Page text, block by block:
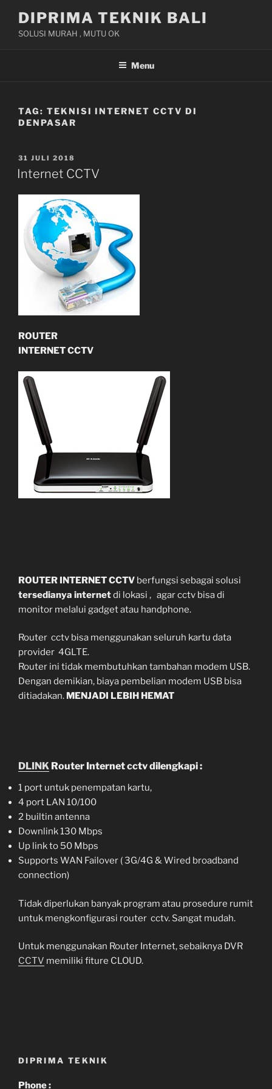
content
DIPRIMA TEKNIK BALI
SOLUSI MURAH , MUTU OK
Menu
TAG: TEKNISI INTERNET CCTV DI
DENPASAR
POSTED
ON
31 JULI 2018
Internet CCTV
ROUTER
INTERNET CCTV
ROUTER INTERNET CCTV berfungsi sebagai solusi
tersedianya internetdi lokasi , agar cctv bisa di
monitor melalui gadget atau handphone.
Router cctv bisa menggunakan seluruh kartu data
provider 4GLTE.
Router ini tidak membutuhkan tambahan modem USB.
Dengan demikian, biaya pembelian modem USB bisa
ditiadakan. MENJADI LEBIH HEMAT
DLINK Router Internet cctv dilengkapi :
1 port untuk penempatan kartu,
4 port LAN 10/100
2 builtin antenna
Downlink 130 Mbps
Up link to 50 Mbps
Supports WAN Failover ( 3G/4G & Wired broadband
connection)
Tidak diperlukan banyak program atau prosedure rumit
untuk mengkonfigurasi router cctv. Sangat mudah.
Untuk menggunakan Router Internet, sebaiknya DVR
CCTV memiliki fiture CLOUD.
DIPRIMA TEKNIK
Phone :